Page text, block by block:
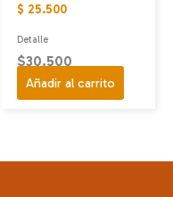
$ 25.500
Detalle
$30.500
Añadir al carrito